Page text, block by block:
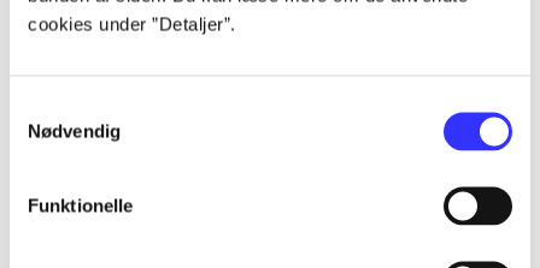
cookies under ”Detaljer”.
Nødvendig
Funktionelle
Alle registrerede artikler fordelt på udgivelser